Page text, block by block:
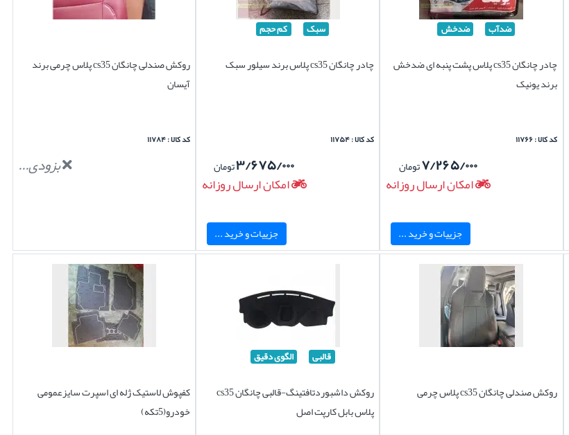
ضدآب ضدخش
چادر چانگان cs35 پلاس پشت پنبه ای ضدخش
برند یونیک
کد کالا : ۱۱۷۶۶
۷/۲۶۵/۰۰۰تومان
امکان ارسال روزانه
جزییات و خرید ...
سبک کم حجم
چادر چانگان cs35 پلاس برند سیلور سبک
کد کالا : ۱۱۷۵۴
۳/۶۷۵/۰۰۰تومان
امکان ارسال روزانه
جزییات و خرید ...
روکش صندلی چانگان cs35 پلاس چرمی برند
آیسان
کد کالا : ۱۱۷۸۴
بزودی...
روکش صندلی چانگان cs35 پلاس چرمی
قالبی الگوی دقیق
روکش داشبوردتافتینگ-قالبی چانگان cs35
پلاس بابل کارپت اصل
کفپوش لاستیک ژله ای اسپرت سایزعمومی
خودرو(5تکه)